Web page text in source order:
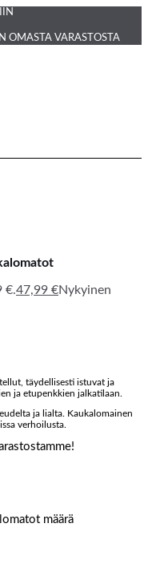
OMASTA VARASTOSTA
€.47,99 €Nykyinen
täydellisesti istuvat ja
ja etupenkkien jalkatilaan.
ja lialta. Kaukalomainen
verhoilusta.
määrä